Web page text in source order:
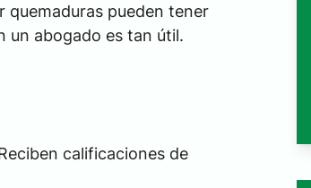
quemaduras pueden tener
un abogado es tan útil.
calificaciones de